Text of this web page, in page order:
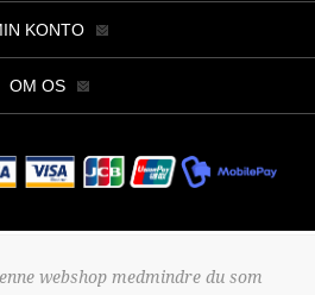
KONTO
OM OS
Viller. Alle rettigheder forbeholdt.
webshop medmindre du som